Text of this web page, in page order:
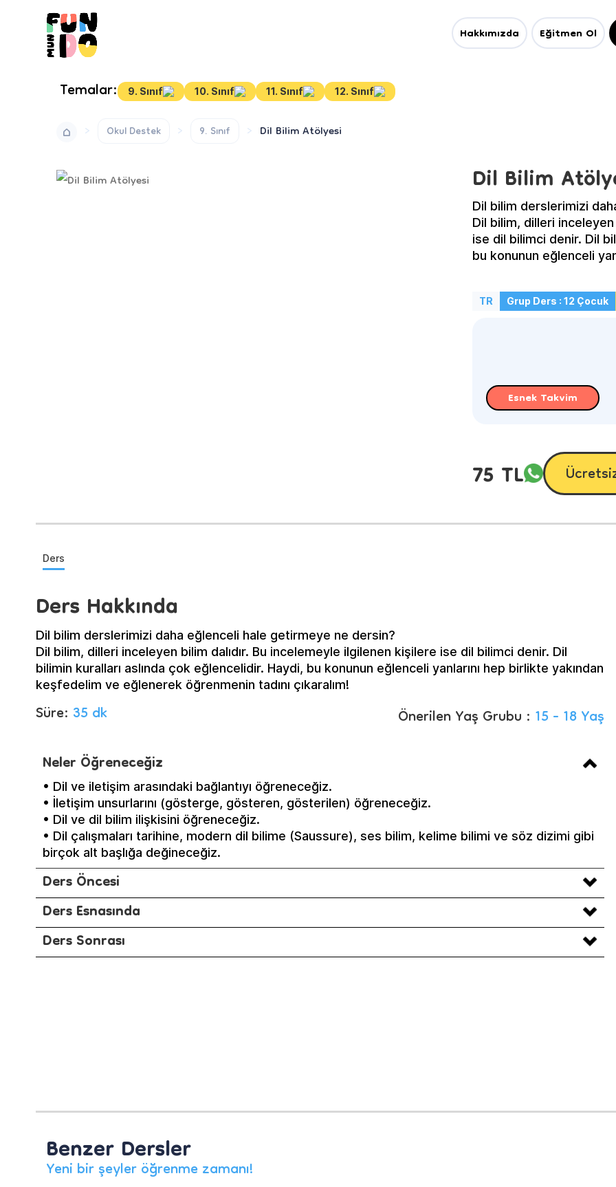
Hakkımızda Eğitmen Ol
Temalar: 9. Sınıf 10. Sınıf 11. Sınıf 12. Sınıf
Okul Destek 9. Sınıf Dil Bilim Atölyesi
Dil Bilim
Dil bilim derslerimizi
Dil bilim, dilleri
ise dil bilimci denir. Dil
bu konunun eğlenceli
TR Grup Ders : 12 Çocuk
Esnek Takvim
75 TL
Ders
Ders Hakkında
Dil bilim derslerimizi daha eğlenceli hale getirmeye ne dersin?
Dil bilim, dilleri inceleyen bilim dalıdır. Bu incelemeyle ilgilenen kişilere ise dil bilimci denir. Dil
bilimin kuralları aslında çok eğlencelidir. Haydi, bu konunun eğlenceli yanlarını hep birlikte yakından
keşfedelim ve eğlenerek öğrenmenin tadını çıkaralım!
Süre:35 dk Önerilen Yaş Grubu :15 - 18 Yaş
Neler Öğreneceğiz
• Dil ve iletişim arasındaki bağlantıyı öğreneceğiz.
• İletişim unsurlarını (gösterge, gösteren, gösterilen) öğreneceğiz.
• Dil ve dil bilim ilişkisini öğreneceğiz.
• Dil çalışmaları tarihine, modern dil bilime (Saussure), ses bilim, kelime bilimi ve söz dizimi gibi
birçok alt başlığa değineceğiz.
Ders Öncesi
Ders Esnasında
Ders Sonrası
Benzer Dersler
Yeni bir şeyler öğrenme zamanı!